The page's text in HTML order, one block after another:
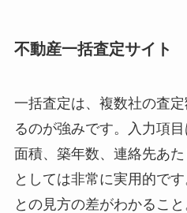
不動産一括査定サイト
一括査定は、複数社の査
るのが強みです。入力項目
面積、築年数、連絡先あ
としては非常に実用的で
との見方の差がわかるこ